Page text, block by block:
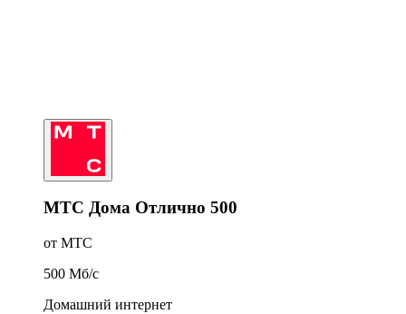
МТС Дома Отлично 500
от МТС
500 Мб/c
Домашний интернет